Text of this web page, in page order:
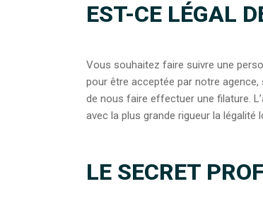
EST-CE LÉGAL
Vous souhaitez faire suivre une
pour être acceptée par notre
de nous faire effectuer une filature.
avec la plus grande rigueur la légalité
LE SECRET